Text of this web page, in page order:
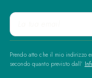
Prendo atto che il mio indirizzo
secondo quanto previsto dall'